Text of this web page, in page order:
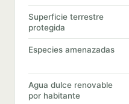
Superficie terrestre
protegida
Especies amenazadas
Agua dulce renovable
por habitante